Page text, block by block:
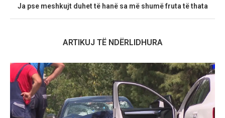
Ja pse meshkujt duhet të hanë sa më shumë fruta të thata
ARTIKUJ TË NDËRLIDHURA